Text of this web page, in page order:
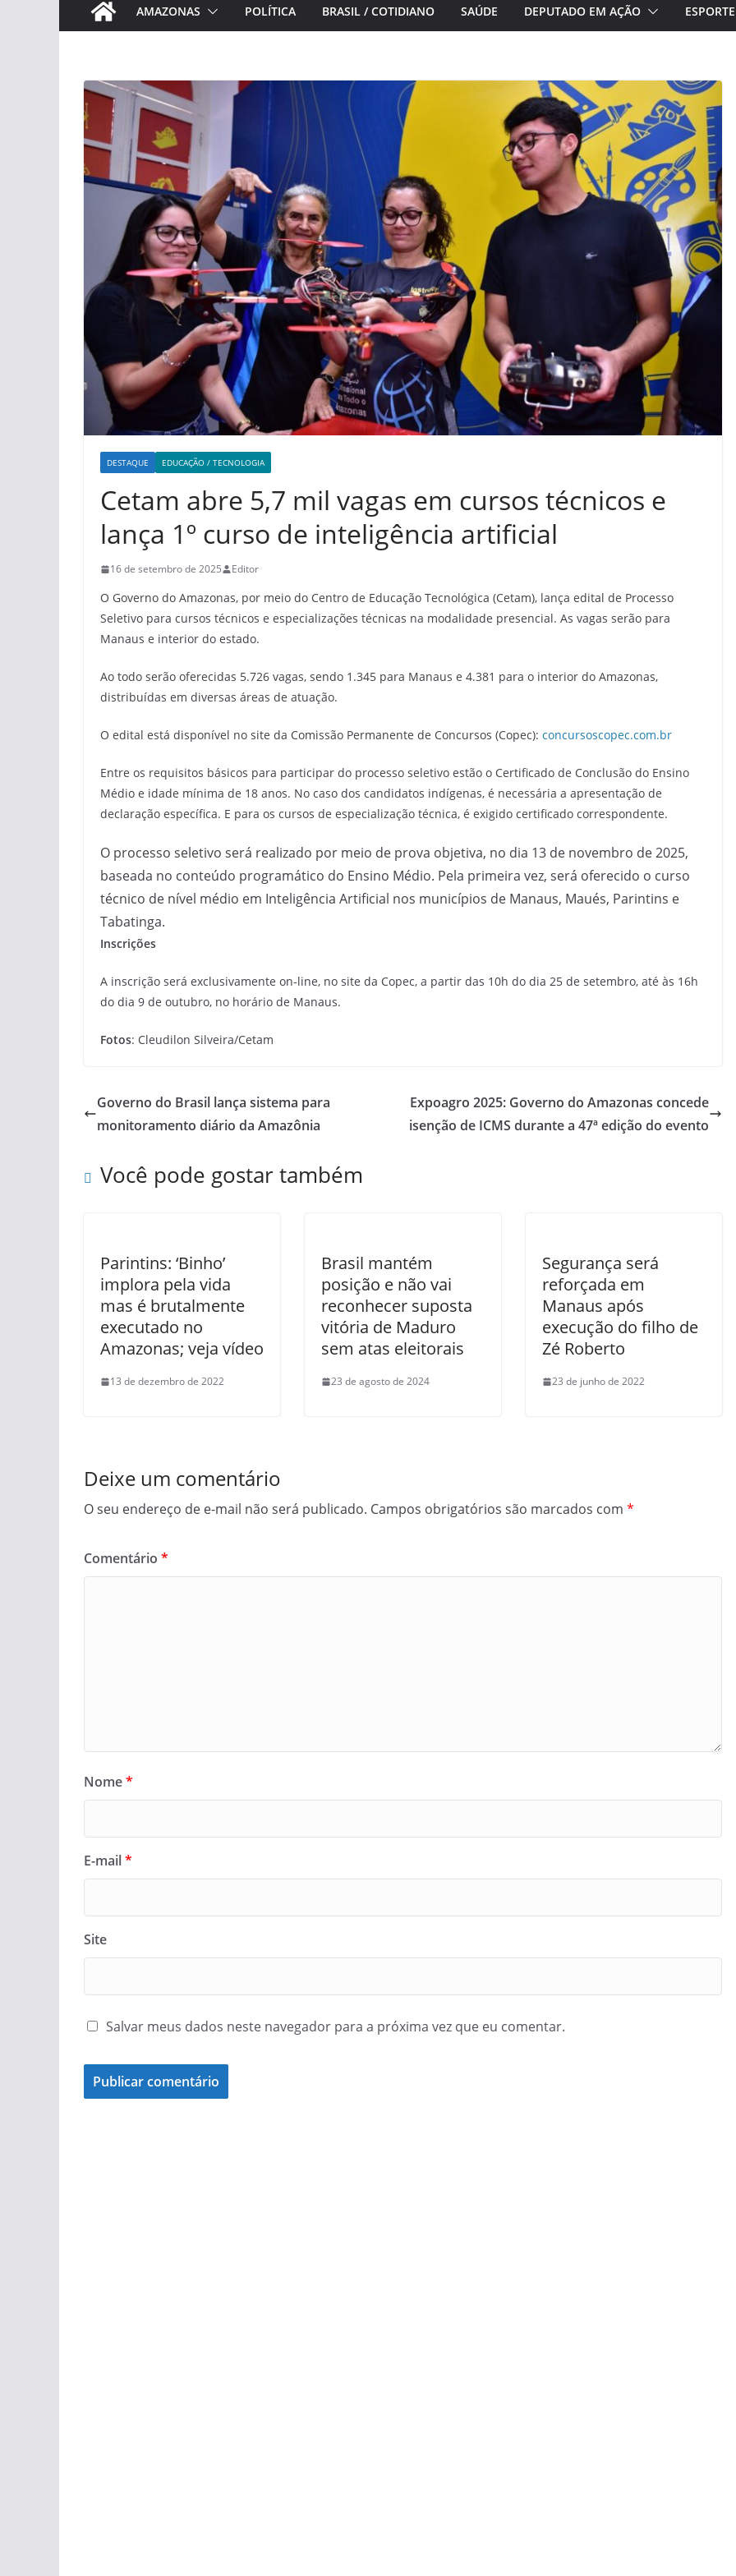
AMAZONAS POLÍTICA BRASIL / COTIDIANO SAÚDE DEPUTADO EM AÇÃO ESPORTE
DESTAQUE EDUCAÇÃO / TECNOLOGIA
Cetam abre 5,7 mil vagas em cursos técnicos e
lança 1º curso de inteligência artificial
16 de setembro de 2025 Editor
O Governo do Amazonas, por meio do Centro de Educação Tecnológica (Cetam), lança edital de Processo
Seletivo para cursos técnicos e especializações técnicas na modalidade presencial. As vagas serão para
Manaus e interior do estado.
Ao todo serão oferecidas 5.726 vagas, sendo 1.345 para Manaus e 4.381 para o interior do Amazonas,
distribuídas em diversas áreas de atuação.
O edital está disponível no site da Comissão Permanente de Concursos (Copec): concursoscopec.com.br
Entre os requisitos básicos para participar do processo seletivo estão o Certificado de Conclusão do Ensino
Médio e idade mínima de 18 anos. No caso dos candidatos indígenas, é necessária a apresentação de
declaração específica. E para os cursos de especialização técnica, é exigido certificado correspondente.
O processo seletivo será realizado por meio de prova objetiva, no dia 13 de novembro de 2025,
baseada no conteúdo programático do Ensino Médio. Pela primeira vez, será oferecido o curso
técnico de nível médio em Inteligência Artificial nos municípios de Manaus, Maués, Parintins e
Tabatinga.
Inscrições
A inscrição será exclusivamente on-line, no site da Copec, a partir das 10h do dia 25 de setembro, até às 16h
do dia 9 de outubro, no horário de Manaus.
Fotos: Cleudilon Silveira/Cetam
Governo do Brasil lança sistema para
monitoramento diário da Amazônia
Expoagro 2025: Governo do Amazonas concede
isenção de ICMS durante a 47ª edição do evento
Você pode gostar também
Parintins: ‘Binho’
implora pela vida
mas é brutalmente
executado no
Amazonas; veja vídeo
13 de dezembro de 2022
Brasil mantém
posição e não vai
reconhecer suposta
vitória de Maduro
sem atas eleitorais
23 de agosto de 2024
Segurança será
reforçada em
Manaus após
execução do filho de
Zé Roberto
23 de junho de 2022
Deixe um comentário
O seu endereço de e-mail não será publicado. Campos obrigatórios são marcados com *
Comentário *
Nome*
E-mail*
Site
Salvar meus dados neste navegador para a próxima vez que eu comentar.